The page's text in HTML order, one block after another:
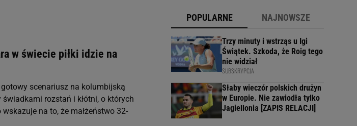
w świecie piłki idzie na
scenariusz na kolumbijską
rozstań i kłótni, o których
na to, że małżeństwo 32-
POPULARNE NAJNOWSZE
Trzy minuty i wstrząs u Igi
Świątek. Szkoda, że Roig tego
nie widział
SUBSKRYPCJA
Słaby wieczór polskich drużyn
w Europie. Nie zawiodła tylko
Jagiellonia [ZAPIS RELACJI]